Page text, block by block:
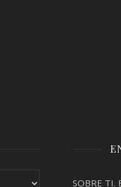
SOBRE TI.